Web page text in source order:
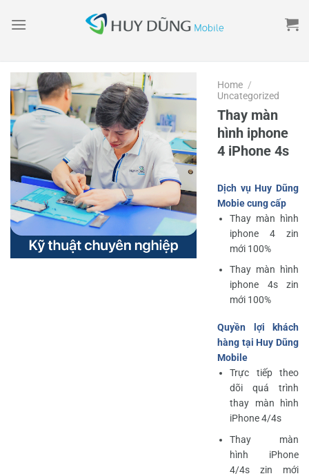
Home /
Uncategorized
Thay màn
hình iphone
4 iPhone 4s
Dịch vụ Huy Dũng
Mobie cung cấp
Thay màn hình
iphone 4 zin
mới 100%
Thay màn hình
iphone 4s zin
mới 100%
Quyền lợi khách
hàng tại Huy Dũng
Mobile
Trực tiếp theo
dõi quá trình
thay màn hình
iPhone 4/4s
Thay màn
hình iPhone
4/4s zin mới